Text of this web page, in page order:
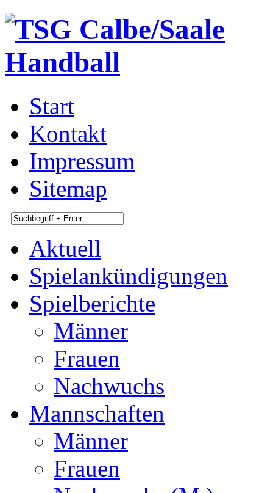
Start
Kontakt
Impressum
Sitemap
Aktuell
Spielankündigungen
Spielberichte
Männer
Frauen
Nachwuchs
Mannschaften
Männer
Frauen